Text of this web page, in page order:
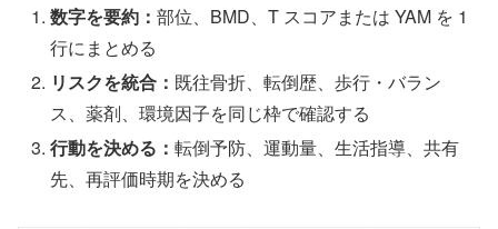
数字を要約：部位、BMD、T スコアまたは YAM を 1
行にまとめる
リスクを統合： 既往骨折、転倒歴、歩行・バラン
ス、薬剤、環境因子を同じ枠で確認する
行動を決める：転倒予防、運動量、生活指導、共有
先、再評価時期を決める